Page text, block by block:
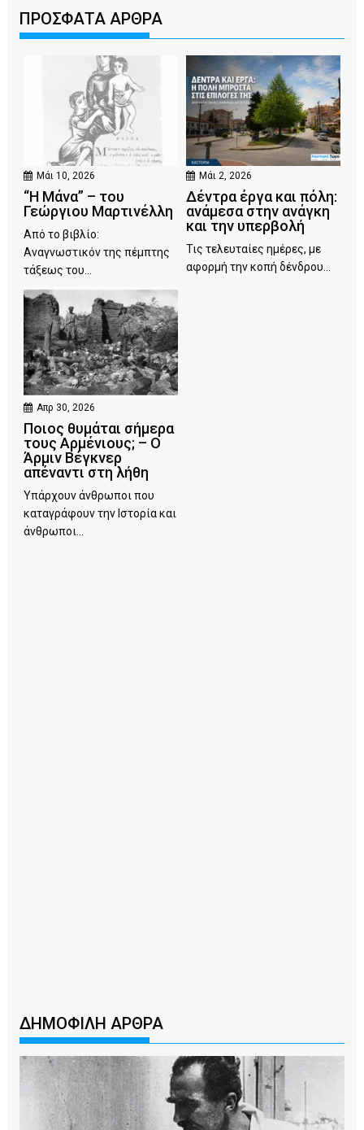
ΠΡΟΣΦΑΤΑ ΑΡΘΡΑ
Μάι 10, 2026
“Η Μάνα” – του
Γεώργιου Μαρτινέλλη
Από το βιβλίο:
Αναγνωστικόν της πέμπτης
τάξεως του...
Μάι 2, 2026
Δέντρα έργα και πόλη:
ανάμεσα στην ανάγκη
και την υπερβολή
Τις τελευταίες ημέρες, με
αφορμή την κοπή δένδρου...
Απρ 30, 2026
Ποιος θυμάται σήμερα
τους Αρμένιους; – Ο
Άρμιν Βέγκνερ
απέναντι στη λήθη
Υπάρχουν άνθρωποι που
καταγράφουν την Ιστορία και
άνθρωποι...
ΔΗΜΟΦΙΛΗ ΑΡΘΡΑ